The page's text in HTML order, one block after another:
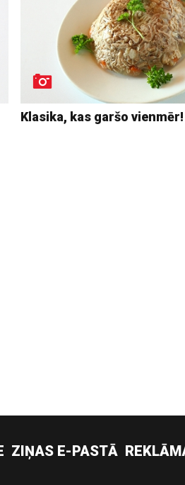
Klasika, kas garšo vienmēr!
ZIŅAS E-PASTĀ